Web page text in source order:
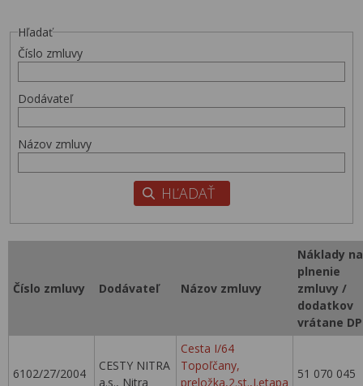
Hľadať
Číslo zmluvy
Dodávateľ
Názov zmluvy
Číslo zmluvy Dodávateľ Názov zmluvy
Náklady na
plnenie
zmluvy /
dodatkov
vrátane
6102/27/2004
CESTY NITRA
a.s., Nitra
Cesta I/64
Topoľčany,
preložka,2.st.,I.etapa
51 070 045